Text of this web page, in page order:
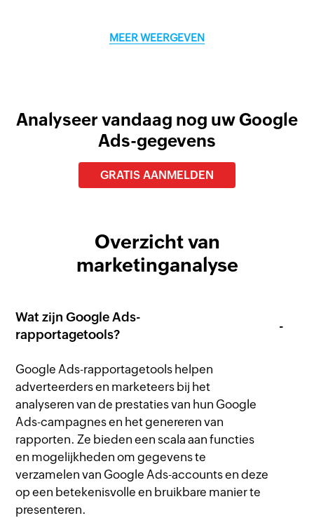
MEER WEERGEVEN
Analyseer vandaag nog uw Google
Ads-gegevens
GRATIS AANMELDEN
Overzicht van
marketinganalyse
Wat zijn Google Ads-
rapportagetools?
Google Ads-rapportagetools helpen
adverteerders en marketeers bij het
analyseren van de prestaties van hun Google
Ads-campagnes en het genereren van
rapporten. Ze bieden een scala aan functies
en mogelijkheden om gegevens te
verzamelen van Google Ads-accounts en deze
op een betekenisvolle en bruikbare manier te
presenteren.